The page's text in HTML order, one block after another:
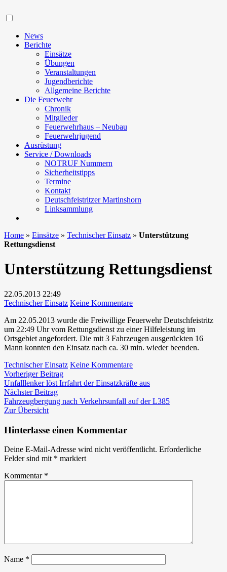
News
Berichte
Einsätze
Übungen
Veranstaltungen
Jugendberichte
Allgemeine Berichte
Die Feuerwehr
Chronik
Mitglieder
Feuerwehrhaus – Neubau
Feuerwehrjugend
Ausrüstung
Service / Downloads
NOTRUF Nummern
Sicherheitstipps
Termine
Kontakt
Deutschfeistritzer Martinshorn
Linksammlung
Home » Einsätze » Technischer Einsatz » Unterstützung
Rettungsdienst
Unterstützung Rettungsdienst
22.05.2013 22:49
Technischer Einsatz Keine Kommentarezu
Rettungsdienst
Am 22.05.2013 wurde die Freiwillige Feuerwehr Deutschfeistritz
um 22:49 Uhr vom Rettungsdienst zu einer Hilfeleistung im
Ortsgebiet angefordert. Die mit 3 Fahrzeugen ausgerückten 16
Mann konnten den Einsatz nach ca. 30 min. wieder beenden.
Technischer Einsatz Keine Kommentarezu
Rettungsdienst
Beitragsnavigation
Vorheriger BeitragVorheriger
Beitrag:
Unfalllenker löst Irrfahrt der Einsatzkräfte aus
Nächster BeitragNächster
Beitrag:
Fahrzeugbergung nach Verkehrsunfall auf der L385
Zur Übersicht
Hinterlasse einen Kommentar
Deine E-Mail-Adresse wird nicht veröffentlicht. Erforderliche
Felder sind mit * markiert
Kommentar *
Name *